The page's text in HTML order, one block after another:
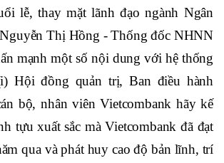
Vietcombank, góp phần sớm hiện thực
chiến lược đã đề ra, xứng đáng với các
sự tin yêu, kỳ vọng của Đảng, Nhà
lễ, thay mặt lãnh đạo ngành Ngân
Thị Hồng - Thống đốc NHNN
mạnh một số nội dung với hệ thống